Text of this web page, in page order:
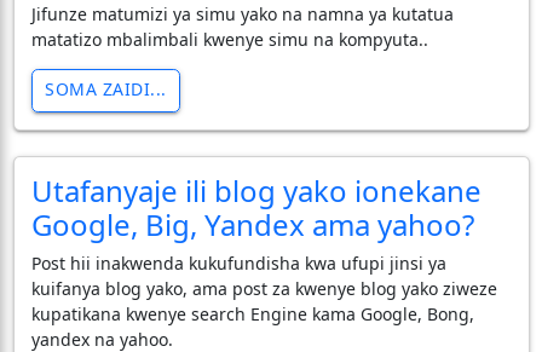
Jifunze matumizi ya simu yako na namna ya kutatua
matatizo mbalimbali kwenye simu na kompyuta..
SOMA ZAIDI...
Utafanyaje ili blog yako ionekane
Google, Big, Yandex ama yahoo?
Post hii inakwenda kukufundisha kwa ufupi jinsi ya
kuifanya blog yako, ama post za kwenye blog yako ziweze
kupatikana kwenye search Engine kama Google, Bong,
yandex na yahoo.